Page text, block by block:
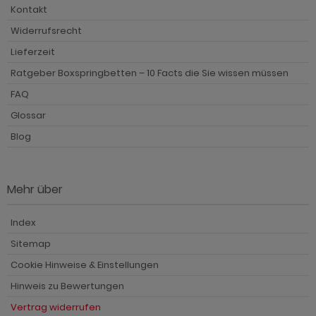
Kontakt
Widerrufsrecht
Lieferzeit
Ratgeber Boxspringbetten – 10 Facts die Sie wissen müssen
FAQ
Glossar
Blog
Mehr über
Index
Sitemap
Cookie Hinweise & Einstellungen
Hinweis zu Bewertungen
Vertrag widerrufen